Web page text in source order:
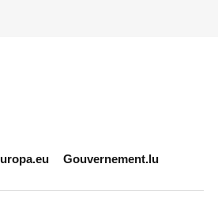
data.public.lu
Gouvernement.lu